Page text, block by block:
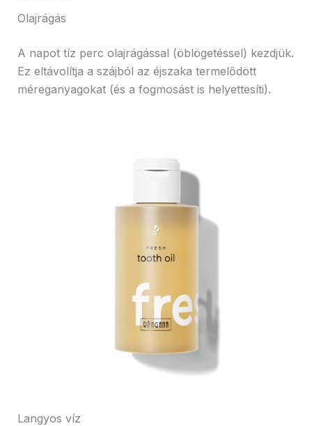
Olajrágás
A napot tíz perc olajrágással (öblögetéssel) kezdjük.
Ez eltávolítja a szájból az éjszaka termelődött
méreganyagokat (és a fogmosást is helyettesíti).
Langyos víz